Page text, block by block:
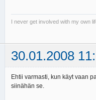
I never get involved with my own
30.01.2008
Ehtii varmasti, kun käyt vaan
siinähän se.